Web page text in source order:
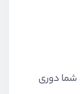
شما دوری